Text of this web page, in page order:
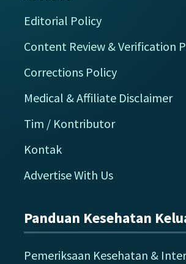
Editorial Policy
Content Review & Verification
Corrections Policy
Medical & Affiliate Disclaimer
Tim / Kontributor
Kontak
Advertise With Us
Panduan Kesehatan
Pemeriksaan Kesehatan &